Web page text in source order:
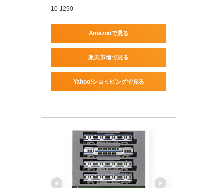
10-1290
Amazonで見る
楽天市場で見る
Yahoo!ショッピングで見る